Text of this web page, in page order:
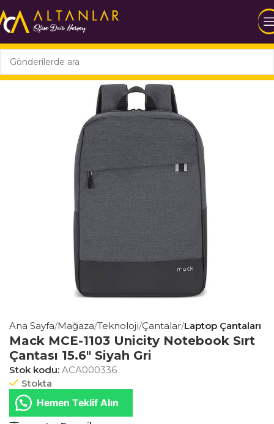
Ana Sayfa Mağaza Teknoloji Çantalar Laptop Çantaları
Mack MCE-1103 Unicity Notebook Sırt
Çantası 15.6″ Siyah Gri
Stok kodu: ACA000336
Stokta
Hemen Teklif Alın